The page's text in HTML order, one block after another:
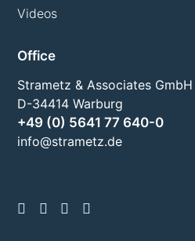
Videos
Office
Strametz & Associates
D-34414 Warburg
+49 (0) 5641 77 640-0
info@strametz.de